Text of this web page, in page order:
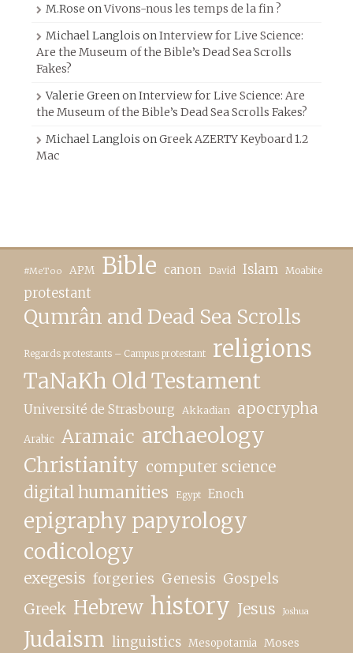
M.Rose onVivons-nous les temps de la fin ?
Michael Langlois onInterview for Live Science:
Are the Museum of the Bible’s Dead Sea Scrolls
Fakes?
Valerie GreenonInterview for Live Science: Are
the Museum of the Bible’s Dead Sea Scrolls Fakes?
Michael Langlois onGreek AZERTY Keyboard 1.2
Mac
#MeToo APM Bible canon David Islam Moabite
protestant
Qumrân and Dead Sea Scrolls
Regards protestants – Campus protestant religions
TaNaKh Old Testament
Université de Strasbourg Akkadian apocrypha
Arabic Aramaic archaeology
Christianity computer science
digital humanities Egypt Enoch
epigraphy papyrology
codicology
exegesis forgeries Genesis Gospels
Greek Hebrew history Jesus Joshua
Judaism linguistics Mesopotamia Moses